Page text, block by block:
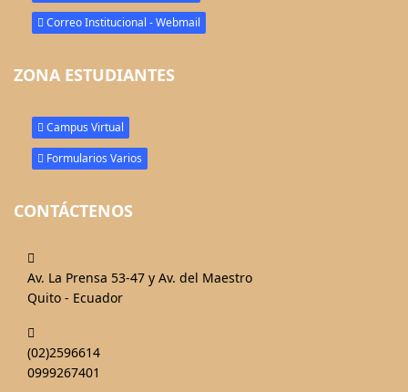
Correo Institucional - Webmail
ZONA ESTUDIANTES
Campus Virtual
Formularios Varios
CONTÁCTENOS
fa-
map-
Av. La Prensa 53-47 y Av. del Maestro
Quito - Ecuador
fa-
phone-
(02)2596614
0999267401